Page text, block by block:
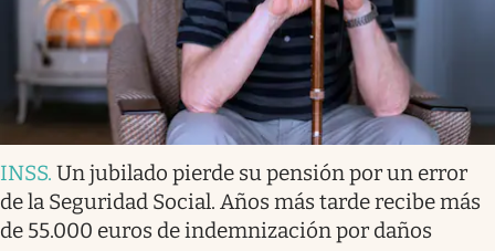
INSS. Un jubilado pierde su pensión por un error
de la Seguridad Social. Años más tarde recibe más
de 55.000 euros de indemnización por daños